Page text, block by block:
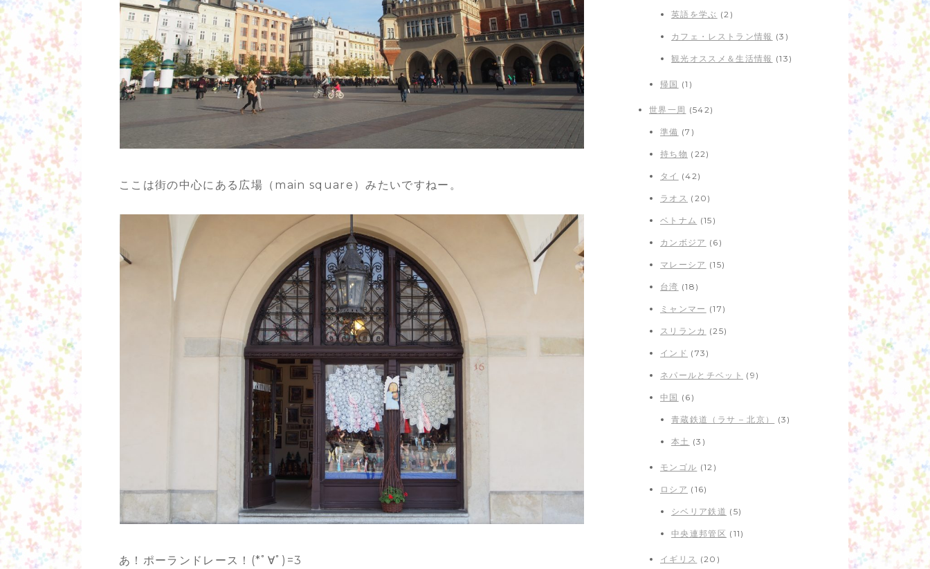
ここは街の中心にある広場（main square）みたいですねー。
あ！ポーランドレース！(*ﾟ∀ﾟ)=3
英語を学ぶ (2)
カフェ・レストラン情報 (3)
観光オススメ＆生活情報 (13)
帰国 (1)
世界一周 (542)
準備 (7)
持ち物 (22)
タイ (42)
ラオス (20)
ベトナム (15)
カンボジア (6)
マレーシア (15)
台湾 (18)
ミャンマー (17)
スリランカ (25)
インド (73)
ネパールとチベット (9)
中国 (6)
青蔵鉄道（ラサ – 北京） (3)
本土 (3)
モンゴル (12)
ロシア (16)
シベリア鉄道 (5)
中央連邦管区 (11)
イギリス (20)